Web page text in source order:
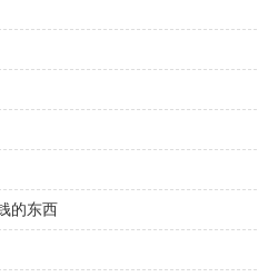
的东西